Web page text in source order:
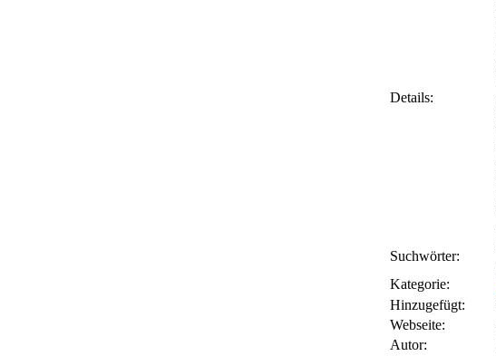
Details:
Suchwörter:
Kategorie:
Hinzugefügt:
Webseite:
Autor: